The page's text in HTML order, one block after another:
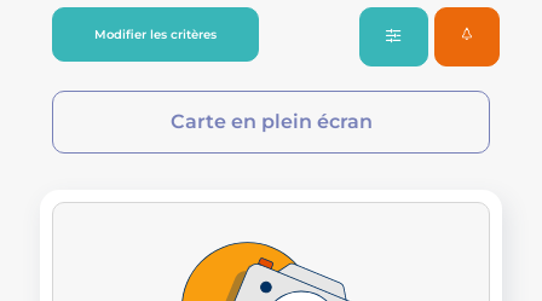
Modifier les critères
Carte en plein écran